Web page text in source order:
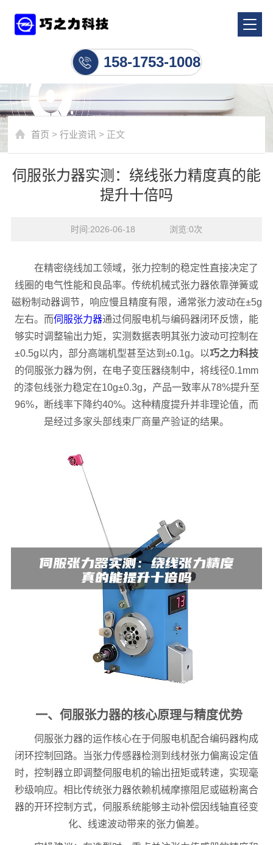
158-1753-1008
首页 >行业资讯 > 正文
伺服张力器实测：绕线张力精度真的能
提升十倍吗
时间:2026-06-18    浏览:0次
在精密绕线加工领域，张力控制的稳定性直接决定了
线圈的电气性能和良品率。传统机械式张力器依靠弹簧或
磁粉制动器调节，响应慢且精度有限，通常张力波动在±5g
左右。而伺服张力器通过伺服电机与编码器闭环反馈，能
够实时调整输出力矩，实测数据表明其张力波动可控制在
±0.5g以内，部分高端机型甚至达到±0.1g。以巧之力科技
的伺服张力器为例，在电子变压器绕制中，将线径0.1mm
的漆包线张力稳定在10g±0.3g，产品一致率从78%提升至
96%，断线率下降约40%。这种精度提升并非理论值，而
是经过多家头部线束厂商量产验证的结果。
一、伺服张力器的核心原理与精度优势
伺服张力器的运作核心在于伺服电机配合编码器构成
闭环控制回路。当张力传感器检测到线材张力偏离设定值
时，控制器立即调整伺服电机的输出扭矩或转速，实现毫
秒级响应。相比传统张力器依赖机械摩擦阻尼或磁粉离合
器的开环控制方式，伺服系统能够主动补偿因线轴直径变
化、线速波动带来的张力偏差。